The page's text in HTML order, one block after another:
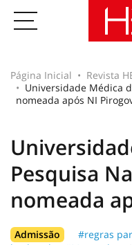
Página Inicial Revista
Universidade Médica
nomeada após NI
Pesquisa
nomeada
Admissão #regras